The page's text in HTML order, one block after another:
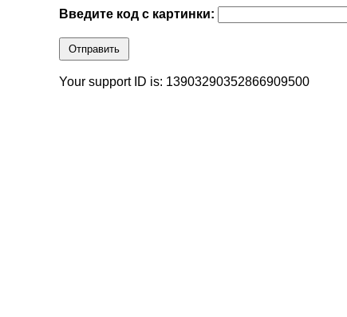
Введите код с картинки:
Отправить
Your support ID is: 13903290352866909500